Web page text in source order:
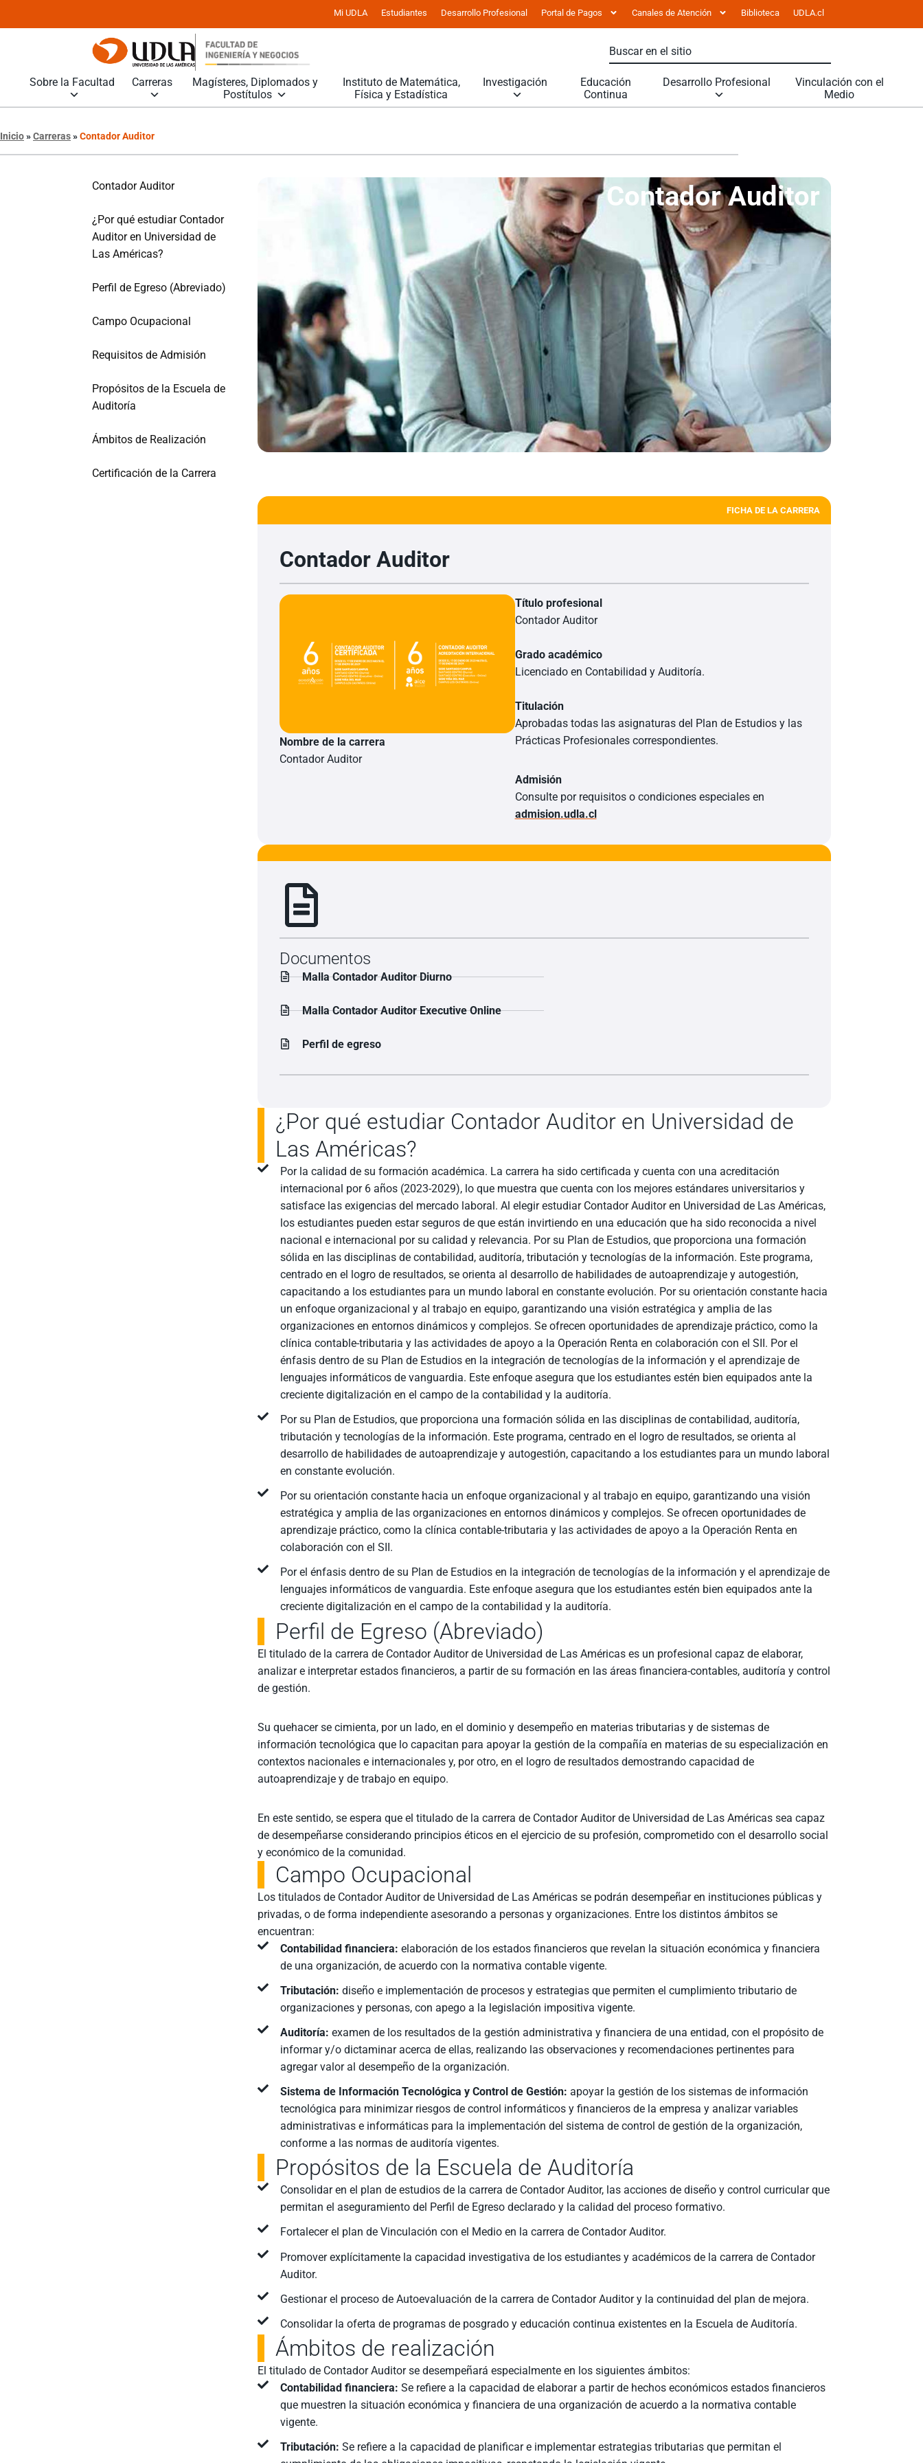
Mi UDLA Estudiantes Desarrollo Profesional Portal de Pagos Canales de Atención Biblioteca UDLA.cl
Sobre la Facultad Carreras
Magísteres, Diplomados y
Postítulos
Instituto de Matemática,
Física y Estadística
Investigación
Educación
Continua
Desarrollo Profesional
Vinculación con el
Medio
Inicio»Carreras»Contador Auditor
Contador Auditor
¿Por qué estudiar Contador
Auditor en Universidad de
Las Américas?
Perfil de Egreso (Abreviado)
Campo Ocupacional
Requisitos de Admisión
Propósitos de la Escuela de
Auditoría
Ámbitos de Realización
Certificación de la Carrera
Contador Auditor
FICHA DE LA CARRERA
Contador Auditor
Nombre de la carrera
Contador Auditor
Título profesional
Contador Auditor
Grado académico
Licenciado en Contabilidad y Auditoría.
Titulación
Aprobadas todas las asignaturas del Plan de Estudios y las
Prácticas Profesionales correspondientes.
Admisión
Consulte por requisitos o condiciones especiales en
admision.udla.cl
Documentos
Malla Contador Auditor Diurno
Malla Contador Auditor Executive Online
Perfil de egreso
¿Por qué estudiar Contador Auditor en Universidad de
Las Américas?
Por la calidad de su formación académica. La carrera ha sido certificada y cuenta con una acreditación
internacional por 6 años (2023-2029), lo que muestra que cuenta con los mejores estándares universitarios y
satisface las exigencias del mercado laboral. Al elegir estudiar Contador Auditor en Universidad de Las Américas,
los estudiantes pueden estar seguros de que están invirtiendo en una educación que ha sido reconocida a nivel
nacional e internacional por su calidad y relevancia. Por su Plan de Estudios, que proporciona una formación
sólida en las disciplinas de contabilidad, auditoría, tributación y tecnologías de la información. Este programa,
centrado en el logro de resultados, se orienta al desarrollo de habilidades de autoaprendizaje y autogestión,
capacitando a los estudiantes para un mundo laboral en constante evolución. Por su orientación constante hacia
un enfoque organizacional y al trabajo en equipo, garantizando una visión estratégica y amplia de las
organizaciones en entornos dinámicos y complejos. Se ofrecen oportunidades de aprendizaje práctico, como la
clínica contable-tributaria y las actividades de apoyo a la Operación Renta en colaboración con el SII. Por el
énfasis dentro de su Plan de Estudios en la integración de tecnologías de la información y el aprendizaje de
lenguajes informáticos de vanguardia. Este enfoque asegura que los estudiantes estén bien equipados ante la
creciente digitalización en el campo de la contabilidad y la auditoría.
Por su Plan de Estudios, que proporciona una formación sólida en las disciplinas de contabilidad, auditoría,
tributación y tecnologías de la información. Este programa, centrado en el logro de resultados, se orienta al
desarrollo de habilidades de autoaprendizaje y autogestión, capacitando a los estudiantes para un mundo laboral
en constante evolución.
Por su orientación constante hacia un enfoque organizacional y al trabajo en equipo, garantizando una visión
estratégica y amplia de las organizaciones en entornos dinámicos y complejos. Se ofrecen oportunidades de
aprendizaje práctico, como la clínica contable-tributaria y las actividades de apoyo a la Operación Renta en
colaboración con el SII.
Por el énfasis dentro de su Plan de Estudios en la integración de tecnologías de la información y el aprendizaje de
lenguajes informáticos de vanguardia. Este enfoque asegura que los estudiantes estén bien equipados ante la
creciente digitalización en el campo de la contabilidad y la auditoría.
Perfil de Egreso (Abreviado)
El titulado de la carrera de Contador Auditor de Universidad de Las Américas es un profesional capaz de elaborar,
analizar e interpretar estados financieros, a partir de su formación en las áreas financiera-contables, auditoría y control
de gestión.
Su quehacer se cimienta, por un lado, en el dominio y desempeño en materias tributarias y de sistemas de
información tecnológica que lo capacitan para apoyar la gestión de la compañía en materias de su especialización en
contextos nacionales e internacionales y, por otro, en el logro de resultados demostrando capacidad de
autoaprendizaje y de trabajo en equipo.
En este sentido, se espera que el titulado de la carrera de Contador Auditor de Universidad de Las Américas sea capaz
de desempeñarse considerando principios éticos en el ejercicio de su profesión, comprometido con el desarrollo social
y económico de la comunidad.
Campo Ocupacional
Los titulados de Contador Auditor de Universidad de Las Américas se podrán desempeñar en instituciones públicas y
privadas, o de forma independiente asesorando a personas y organizaciones. Entre los distintos ámbitos se
encuentran:
Contabilidad financiera: elaboración de los estados financieros que revelan la situación económica y financiera
de una organización, de acuerdo con la normativa contable vigente.
Tributación: diseño e implementación de procesos y estrategias que permiten el cumplimiento tributario de
organizaciones y personas, con apego a la legislación impositiva vigente.
Auditoría: examen de los resultados de la gestión administrativa y financiera de una entidad, con el propósito de
informar y/o dictaminar acerca de ellas, realizando las observaciones y recomendaciones pertinentes para
agregar valor al desempeño de la organización.
Sistema de Información Tecnológica y Control de Gestión: apoyar la gestión de los sistemas de información
tecnológica para minimizar riesgos de control informáticos y financieros de la empresa y analizar variables
administrativas e informáticas para la implementación del sistema de control de gestión de la organización,
conforme a las normas de auditoría vigentes.
Propósitos de la Escuela de Auditoría
Consolidar en el plan de estudios de la carrera de Contador Auditor, las acciones de diseño y control curricular que
permitan el aseguramiento del Perfil de Egreso declarado y la calidad del proceso formativo.
Fortalecer el plan de Vinculación con el Medio en la carrera de Contador Auditor.
Promover explícitamente la capacidad investigativa de los estudiantes y académicos de la carrera de Contador
Auditor.
Gestionar el proceso de Autoevaluación de la carrera de Contador Auditor y la continuidad del plan de mejora.
Consolidar la oferta de programas de posgrado y educación continua existentes en la Escuela de Auditoría.
Ámbitos de realización
El titulado de Contador Auditor se desempeñará especialmente en los siguientes ámbitos:
Contabilidad financiera:Se refiere a la capacidad de elaborar a partir de hechos económicos estados financieros
que muestren la situación económica y financiera de una organización de acuerdo a la normativa contable
vigente.
Tributación: Se refiere a la capacidad de planificar e implementar estrategias tributarias que permitan el